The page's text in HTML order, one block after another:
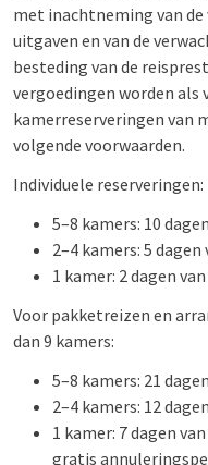
met inachtneming van
uitgaven en van de
besteding van de
vergoedingen worden als
kamerreserveringen van
volgende voorwaarden.
Individuele reserveringen:
5–8 kamers: 10
2–4 kamers: 5
1 kamer: 2 dagen
Voor pakketreizen en
dan 9 kamers:
5–8 kamers: 21
2–4 kamers: 12
1 kamer: 7 dagen
gratis